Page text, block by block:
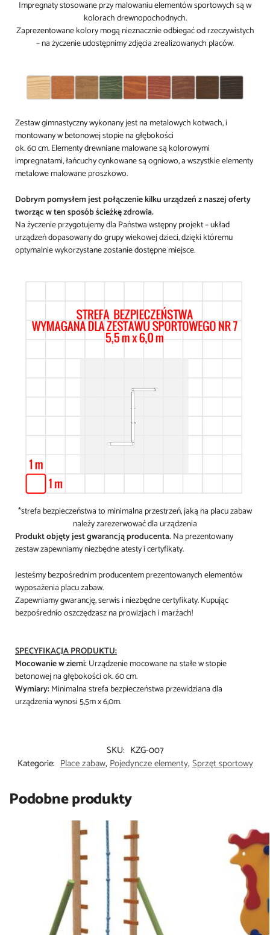
Impregnaty stosowane przy malowaniu elementów sportowych są w
kolorach drewnopochodnych.
Zaprezentowane kolory mogą nieznacznie odbiegać od rzeczywistych
– na życzenie udostępnimy zdjęcia zrealizowanych placów.
Zestaw gimnastyczny wykonany jest na metalowych kotwach, i
montowany w betonowej stopie na głębokości
ok. 60 cm. Elementy drewniane malowane są kolorowymi
impregnatami, łańcuchy cynkowane są ogniowo, a wszystkie elementy
metalowe malowane proszkowo.
Dobrym pomysłem jest połączenie kilku urządzeń z naszej oferty
tworząc w ten sposób ścieżkę zdrowia.
Na życzenie przygotujemy dla Państwa wstępny projekt – układ
urządzeń dopasowany do grupy wiekowej dzieci, dzięki któremu
optymalnie wykorzystane zostanie dostępne miejsce.
*strefa bezpieczeństwa to minimalna przestrzeń, jaką na placu zabaw
należy zarezerwować dla urządzenia
Produkt objęty jest gwarancją producenta.Na prezentowany
zestaw zapewniamy niezbędne atesty i certyfikaty.
Jesteśmy bezpośrednim producentem prezentowanych elementów
wyposażenia placu zabaw.
Zapewniamy gwarancję, serwis i niezbędne certyfikaty. Kupując
bezpośrednio oszczędzasz na prowizjach i marżach!
SPECYFIKACJA PRODUKTU:
Mocowanie w ziemi:Urządzenie mocowane na stałe w stopie
betonowej na głębokości ok. 60 cm.
Wymiary:Minimalna strefa bezpieczeństwa przewidziana dla
urządzenia wynosi 5,5m x 6,0m.
SKU: KZG-007
Kategorie: Place zabaw,Pojedyncze elementy,Sprzęt sportowy
Podobne produkty